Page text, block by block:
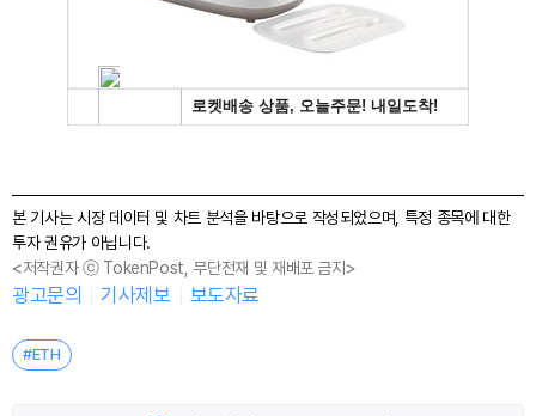
본 기사는 시장 데이터 및 차트 분석을 바탕으로 작성되었으며, 특정 종목에 대한
투자 권유가 아닙니다.
<저작권자 ⓒ TokenPost, 무단전재 및 재배포 금지>
광고문의 기사제보 보도자료
#ETH